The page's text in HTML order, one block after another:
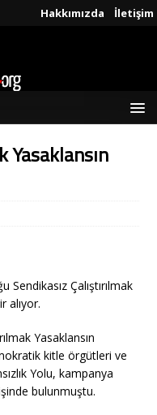
Hakkımızda İletişim
Yasaklansın
Sendikasız Çalıştırılmak
alıyor.
Yasaklansın
kitle örgütleri ve
Yolu, kampanya
bulunmuştu.